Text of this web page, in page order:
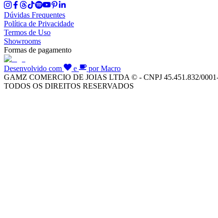
Dúvidas Frequentes
Política de Privacidade
Termos de Uso
Showrooms
Formas de pagamento
Desenvolvido com e
por Macro
GAMZ COMERCIO DE JOIAS LTDA © - CNPJ 45.451.832/
TODOS OS DIREITOS RESERVADOS